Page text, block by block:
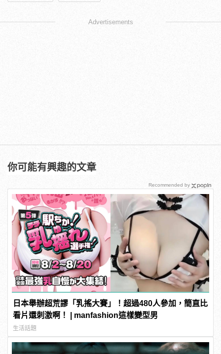
Advertisements
你可能有興趣的文章
日本舉辦超荒謬「乳搖大賽」！超過480人參加，簡直比
看片還刺激啊！ | manfashion這樣變型男
生活話題
Recommended by